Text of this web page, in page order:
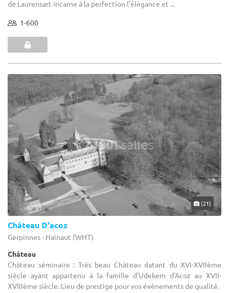
de Laurensart incarne à la perfection l’élégance et ...
1-600
(21)
Château D'acoz
Gerpinnes - Hainaut (WHT)
Château
Château séminaire : Très beau Château datant du XVI-XVIIème
siècle ayant appartenu à la famille d'Udekem d'Acoz au XVII-
XVIIIème siècle. Lieu de prestige pour vos évènements de qualité.